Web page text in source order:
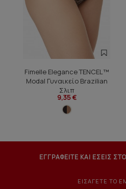
Fimelle Elegance TENCEL™
Modal Γυναικείο Brazilian
Σλιπ
9,35 €
ΕΓΓΡΑΦΕΙΤΕ ΚΑΙ ΕΣΕΙΣ